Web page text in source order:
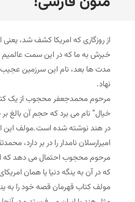
نوشته‌ها
خبرش به ما که در این سمت عالمیم
مدت ها بعد، نام این سرزمین
نهاد.
مرحوم محمدجعفر محجوب از یک
در هند نوشته شده است.مولف این
امیرارسلان نامدار را در بر دارد،
مرحوم محجوب احتمال می دهد که
که در آن به ینگه دنیا یا همان
مولف کتاب قهرمان قصه خود را به